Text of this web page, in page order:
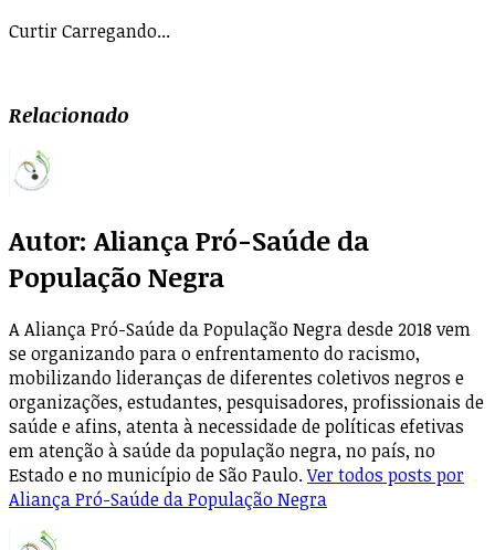
CurtirCarregando...
Relacionado
Autor: Aliança Pró-Saúde da
População Negra
A Aliança Pró-Saúde da População Negra desde 2018 vem
se organizando para o enfrentamento do racismo,
mobilizando lideranças de diferentes coletivos negros e
organizações, estudantes, pesquisadores, profissionais de
saúde e afins, atenta à necessidade de políticas efetivas
em atenção à saúde da população negra, no país, no
Estado e no município de São Paulo.Ver todos posts por
Aliança Pró-Saúde da População Negra